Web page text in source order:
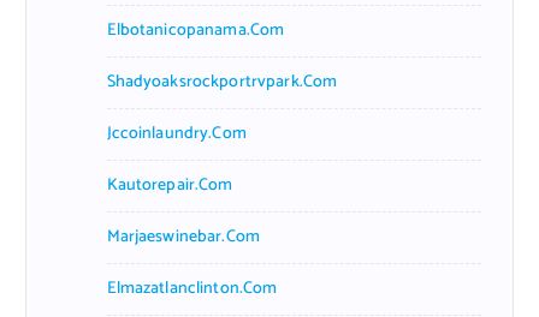
Elbotanicopanama.com
Shadyoaksrockportrvpark.com
Jccoinlaundry.com
Kautorepair.com
Marjaeswinebar.com
Elmazatlanclinton.com